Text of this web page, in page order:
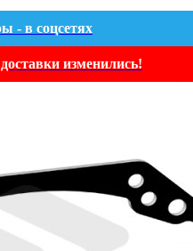
- в соцсетях
изменились!